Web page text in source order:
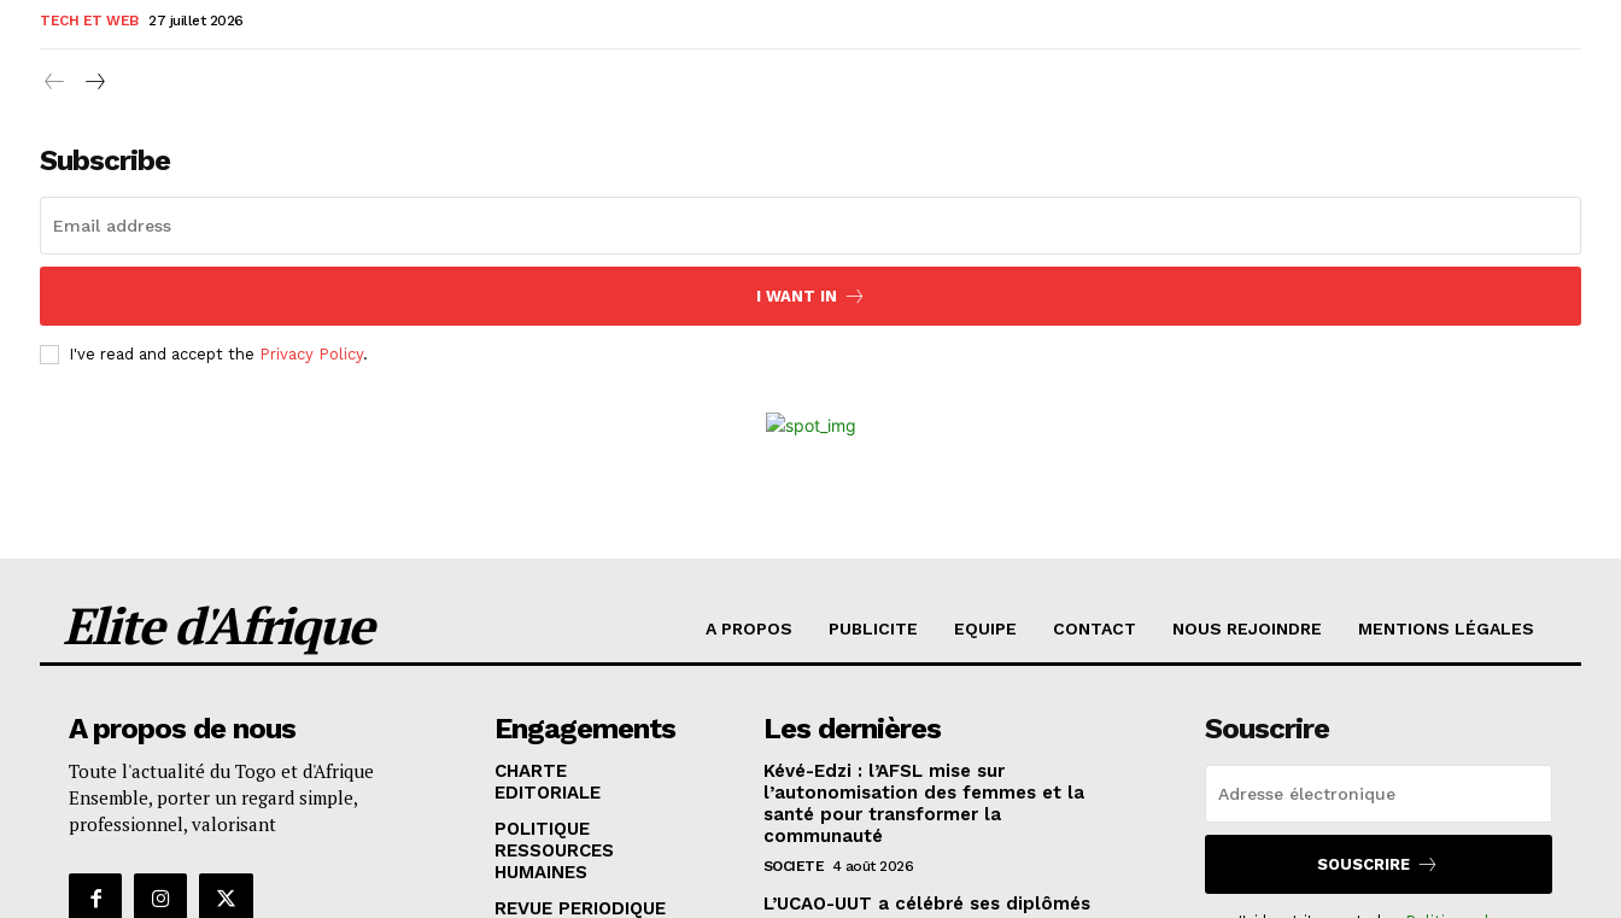
TECH ET WEB 27 juillet 2026
Subscribe
I WANT IN
I've read and accept the Privacy Policy.
Elite d'Afrique A PROPOS PUBLICITE EQUIPE CONTACT NOUS REJOINDRE MENTIONS LÉGALES
A propos de nous
Toute l'actualité du Togo et d'Afrique
Ensemble, porter un regard simple,
professionnel, valorisant
Engagements
CHARTE
EDITORIALE
POLITIQUE
RESSOURCES
HUMAINES
REVUE PERIODIQUE
Les dernières
Kévé-Edzi : l’AFSL mise sur
l’autonomisation des femmes et la
santé pour transformer la
communauté
SOCIETE 4 août 2026
L’UCAO-UUT a célébré ses diplômés
Souscrire
SOUSCRIRE